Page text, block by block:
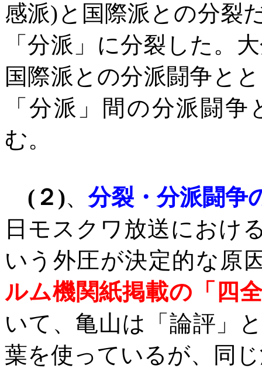
感派)と国際派との分裂
「分派」に分裂した。
国際派との分派闘争と
「分派」間の分派闘
む。
( ２ )、 分裂・分派闘争
日モスクワ放送におけ
いう外圧が決定的な原
ルム機関紙掲載の「四
いて、亀山は「論評」
葉を使っているが、同